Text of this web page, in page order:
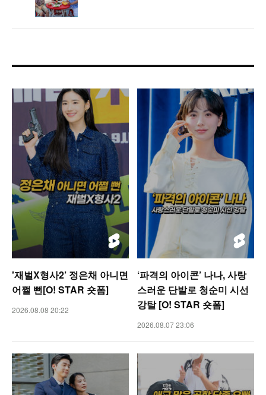
'재벌X형사2’ 정은채 아니면
어쩔 뻔[O! STAR 숏폼]
2026.08.08 20:22
‘파격의 아이콘’ 나나, 사랑
스러운 단발로 청순미 시선
강탈 [O! STAR 숏폼]
2026.08.07 23:06